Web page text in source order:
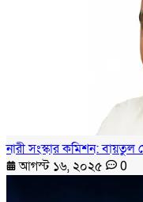
নারী সংস্কার কমিশন: বায়তুল
আগস্ট ১৬, ২০২৫
0